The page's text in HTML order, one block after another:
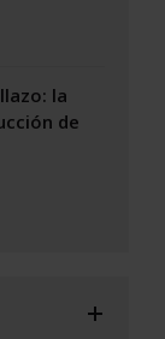
la
de